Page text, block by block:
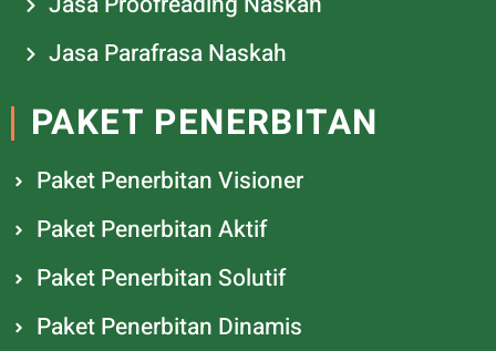
Jasa Parafrasa Naskah
PAKET PENERBITAN
Paket Penerbitan Visioner
Paket Penerbitan Aktif
Paket Penerbitan Solutif
Paket Penerbitan Dinamis